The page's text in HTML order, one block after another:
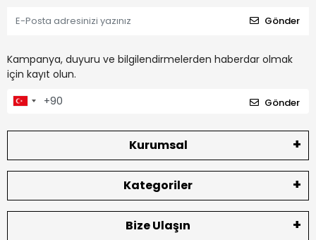
Gönder
Kampanya, duyuru ve bilgilendirmelerden haberdar olmak
için kayıt olun.
Gönder
Kurumsal
Kategoriler
Bize Ulaşın